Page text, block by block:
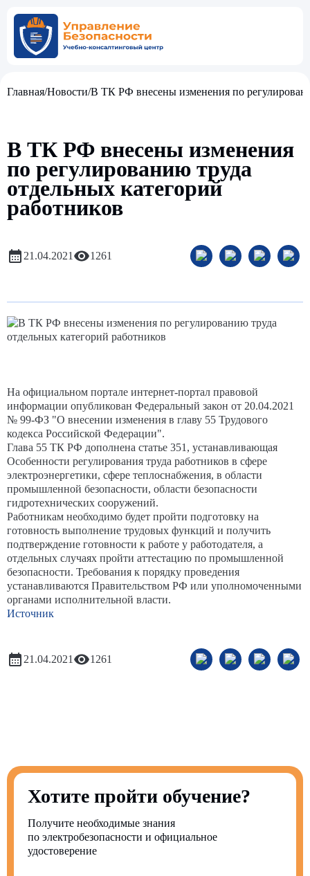
Главная/Новости/В ТК РФ внесены изменения по
В ТК РФ внесены изменения
по регулированию труда
отдельных категорий
работников
21.04.2021 1261
На официальном портале интернет-портал правовой
информации опубликован Федеральный закон от 20.04.2021
№ 99-ФЗ "О внесении изменения в главу 55 Трудового
кодекса Российской Федерации".
Глава 55 ТК РФ дополнена статье 351, устанавливающая
Особенности регулирования труда работников в сфере
электроэнергетики, сфере теплоснабжения, в области
промышленной безопасности, области безопасности
гидротехнических сооружений.
Работникам необходимо будет пройти подготовку на
готовность выполнение трудовых функций и получить
подтверждение готовности к работе у работодателя, а
отдельных случаях пройти аттестацию по промышленной
безопасности. Требования к порядку проведения
устанавливаются Правительством РФ или уполномоченными
органами исполнительной власти.
Источник
21.04.2021 1261
Хотите пройти обучение?
Получите необходимые знания
по электробезопасности и официальное
удостоверение